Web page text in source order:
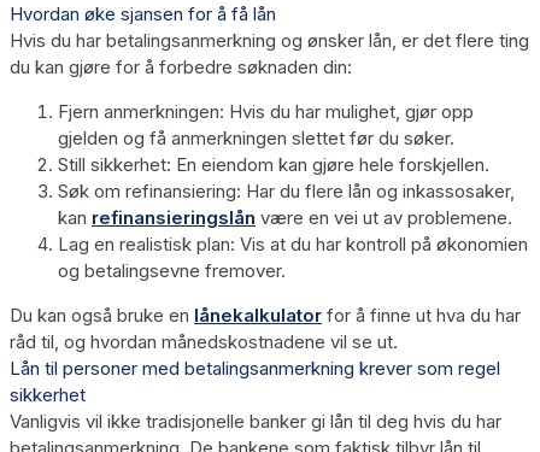
Hvordan øke sjansen for å få lån
Hvis du har betalingsanmerkning og ønsker lån, er det flere ting
du kan gjøre for å forbedre søknaden din:
Fjern anmerkningen: Hvis du har mulighet, gjør opp
gjelden og få anmerkningen slettet før du søker.
Still sikkerhet: En eiendom kan gjøre hele forskjellen.
Søk om refinansiering: Har du flere lån og inkassosaker,
kan refinansieringslån være en vei ut av problemene.
Lag en realistisk plan: Vis at du har kontroll på økonomien
og betalingsevne fremover.
Du kan også bruke en lånekalkulator for å finne ut hva du har
råd til, og hvordan månedskostnadene vil se ut.
Lån til personer med betalingsanmerkning krever som regel
sikkerhet
Vanligvis vil ikke tradisjonelle banker gi lån til deg hvis du har